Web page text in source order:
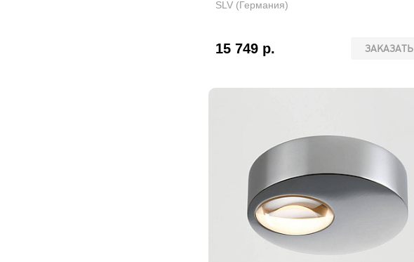
SLV (Германия)
ЗАКАЗАТЬ
15 749 р.